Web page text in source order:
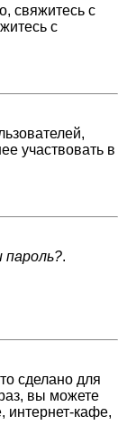
свяжитесь с
с
участвовать в
пароль?.
сделано для
вы можете
интернет-кафе,